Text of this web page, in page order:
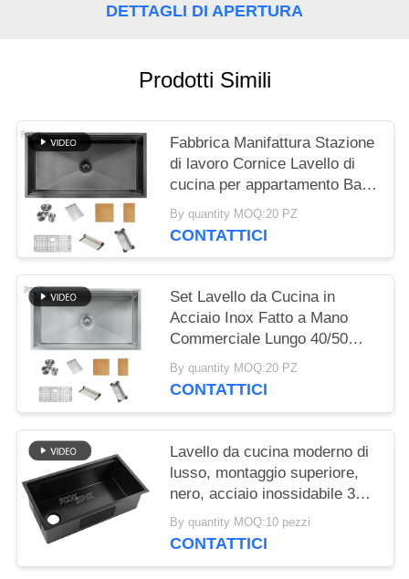
DETTAGLI DI APERTURA
Prodotti Simili
Fabbrica Manifattura Stazione
di lavoro Cornice Lavello di
cucina per appartamento Bar
304 in acciaio inossidabile
16/18 calibro Sottopiano
By quantity MOQ:20 PZ
CONTATTICI
Set Lavello da Cucina in
Acciaio Inox Fatto a Mano
Commerciale Lungo 40/50
pollici Sottopiano Singolo e
Doppio Vasca Stazione di
By quantity MOQ:20 PZ
CONTATTICI
Lavello da cucina moderno di
lusso, montaggio superiore,
nero, acciaio inossidabile 304,
spessore 1,2/1,5 mm, fatto a
mano, con bordo, finitura
By quantity MOQ:10 pezzi
CONTATTICI